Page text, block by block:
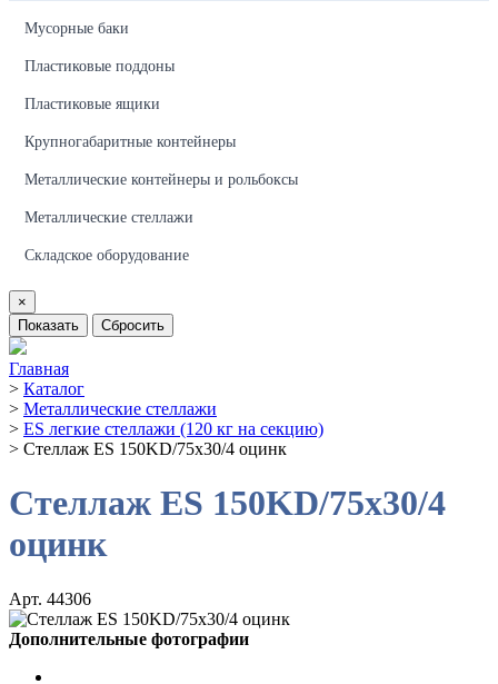
Мусорные баки
Пластиковые поддоны
Пластиковые ящики
Крупногабаритные контейнеры
Металлические контейнеры и рольбоксы
Металлические стеллажи
Складское оборудование
×
Показать
Сбросить
Главная
> Каталог
> Металлические стеллажи
> ES легкие стеллажи (120 кг на секцию)
> Стеллаж ES 150KD/75x30/4 оцинк
Стеллаж ES 150KD/75x30/4
оцинк
Арт. 44306
Дополнительные фотографии